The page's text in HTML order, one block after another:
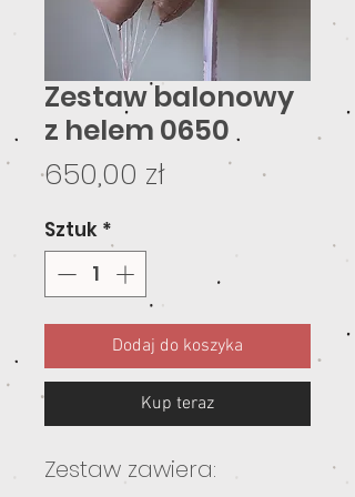
Zestaw balonowy
z helem 0650
650,00 złCena
Sztuk *
Dodaj do koszyka
Kup teraz
Zestaw zawiera: